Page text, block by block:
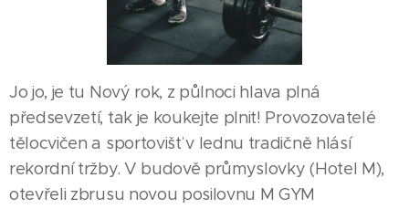
Jo jo, je tu Nový rok, z půlnoci hlava plná
předsevzetí, tak je koukejte plnit! Provozovatelé
tělocvičen a sportovišť v lednu tradičně hlásí
rekordní tržby. V budově průmyslovky (Hotel M),
otevřeli zbrusu novou posilovnu M GYM